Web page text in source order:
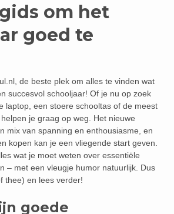
om het
goed te
de beste plek om alles te vinden wat
succesvol schooljaar! Of je nu op zoek
laptop, een stoere schooltas of de meest
je graag op weg. Het nieuwe
mix van spanning en enthousiasme, en
kopen kan je een vliegende start geven.
wat je moet weten over essentiële
– met een vleugje humor natuurlijk. Dus
thee) en lees verder!
goede